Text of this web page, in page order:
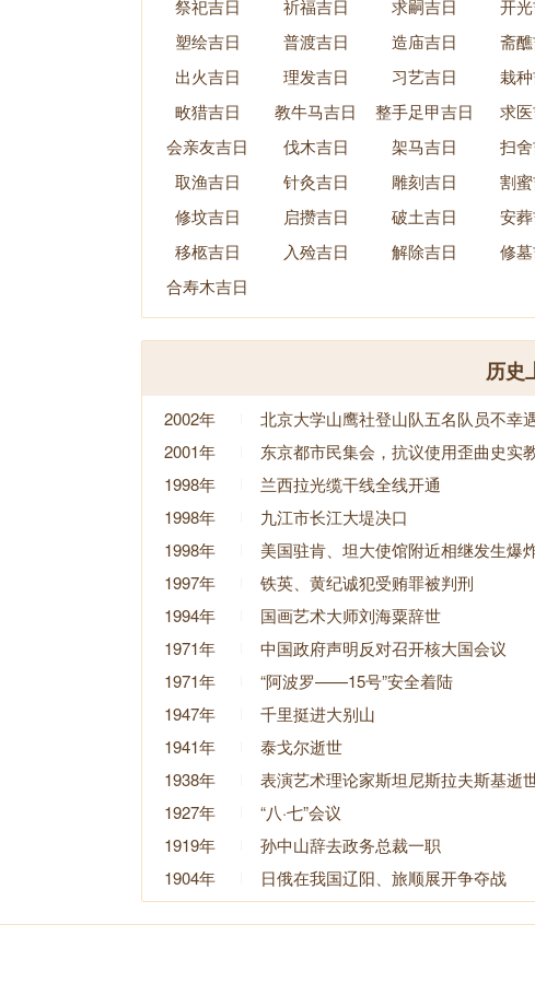
祭祀吉日
祈福吉日 求嗣吉日 开
塑绘吉日
普渡吉日 造庙吉日 斋
出火吉日
理发吉日 习艺吉日 栽
畋猎吉日
教牛马吉日 整手足甲吉日 求
会亲友吉日
伐木吉日 架马吉日 扫
取渔吉日
针灸吉日 雕刻吉日 割
修坟吉日
启攒吉日 破土吉日 安
移柩吉日
入殓吉日 解除吉日 修
合寿木吉日
历史
2002年
北京大学山鹰社登山队五名队员不幸
2001年
东京都市民集会，抗议使用歪曲史实
1998年
兰西拉光缆干线全线开通
1998年
九江市长江大堤决口
1998年
美国驻肯、坦大使馆附近相继发生爆
1997年
铁英、黄纪诚犯受贿罪被判刑
1994年
国画艺术大师刘海粟辞世
1971年
中国政府声明反对召开核大国会议
1971年
“阿波罗——15号”安全着陆
1947年
千里挺进大别山
1941年
泰戈尔逝世
1938年
表演艺术理论家斯坦尼斯拉夫斯基逝
1927年
“八·七”会议
1919年
孙中山辞去政务总裁一职
1904年
日俄在我国辽阳、旅顺展开争夺战